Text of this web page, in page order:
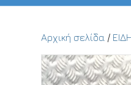
Αρχική σελίδα /